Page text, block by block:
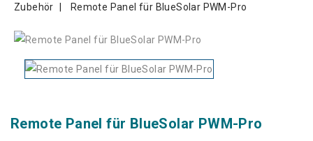
Zubehör
Remote Panel für BlueSolar PWM-Pro
Remote Panel für BlueSolar PWM-Pro